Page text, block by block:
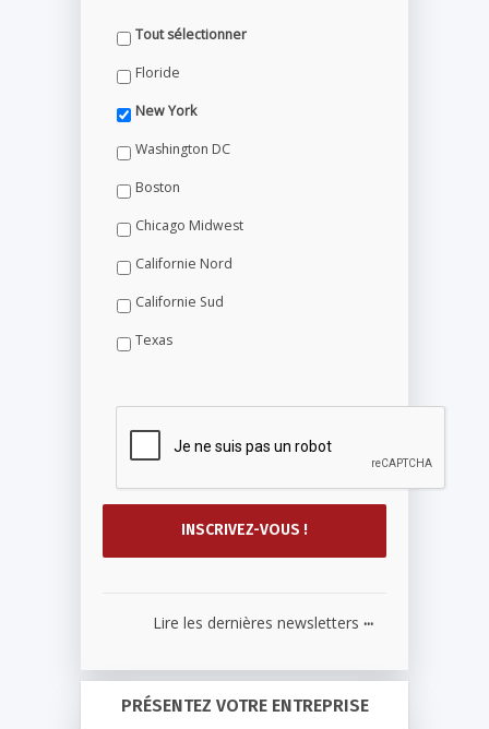
Tout sélectionner
Floride
New York
Washington DC
Boston
Chicago Midwest
Californie Nord
Californie Sud
Texas
Lire les dernières newsletters ...
PRÉSENTEZ VOTRE ENTREPRISE